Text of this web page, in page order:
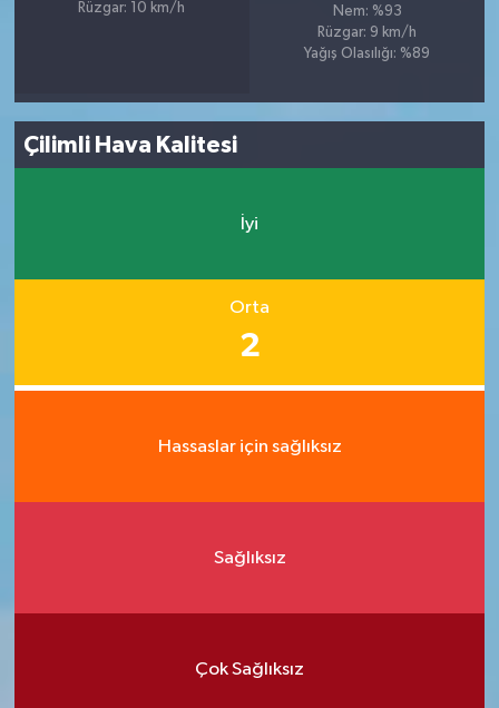
Rüzgar: 10 km/h
Nem: %93
Rüzgar: 9 km/h
Yağış Olasılığı: %89
Çilimli Hava Kalitesi
İyi
Orta
2
Hassaslar için sağlıksız
Sağlıksız
Çok Sağlıksız